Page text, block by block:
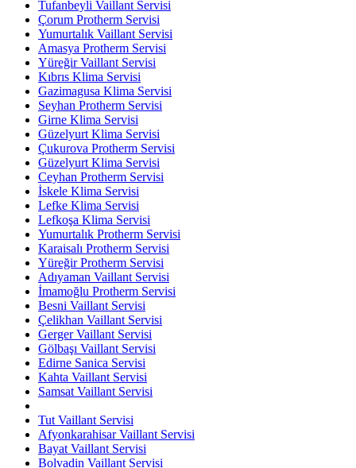
Tufanbeyli Vaillant Servisi
Çorum Protherm Servisi
Yumurtalık Vaillant Servisi
Amasya Protherm Servisi
Yüreğir Vaillant Servisi
Kıbrıs Klima Servisi
Gazimagusa Klima Servisi
Seyhan Protherm Servisi
Girne Klima Servisi
Güzelyurt Klima Servisi
Çukurova Protherm Servisi
Güzelyurt Klima Servisi
Ceyhan Protherm Servisi
İskele Klima Servisi
Lefke Klima Servisi
Lefkoşa Klima Servisi
Yumurtalık Protherm Servisi
Karaisalı Protherm Servisi
Yüreğir Protherm Servisi
Adıyaman Vaillant Servisi
İmamoğlu Protherm Servisi
Besni Vaillant Servisi
Çelikhan Vaillant Servisi
Gerger Vaillant Servisi
Gölbaşı Vaillant Servisi
Edirne Sanica Servisi
Kahta Vaillant Servisi
Samsat Vaillant Servisi
Tut Vaillant Servisi
Afyonkarahisar Vaillant Servisi
Bayat Vaillant Servisi
Bolvadin Vaillant Servisi